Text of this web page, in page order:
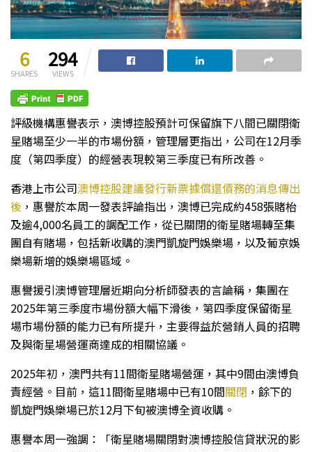
6
SHARES
294
VIEWS
評級機構惠譽表示，澳博控股預計可保留旗下八間已關閉衛
星賭場至少一半的市場份額，管理層更指出，公司在12月季
度（第四季度）的經營表現較第三季度已有所改善。
香港上市公司澳博控股建議發行新票據償還債務的消息傳出
後 ，惠譽於本周一發表評論指出，澳博已完成約458張賭枱
及逾4,000名員工的調配工作，從已關閉的衛星賭場轉至集
團自有賭場，包括新收購的澳門凱旋門娛樂場，以及葡京娛
樂場新增的娛樂場區域。
惠譽援引澳博管理層近期向分析師發表的言論稱，集團在
2025年第三季度市場份額大幅下滑後，第四季度保留衛星
場市場份額的能力已有所提升，主要得益於營銷人員的招聘
及與衛星場營運商達成的相關協議。
2025年初，澳門共有11間衛星賭場營運，其中9間由澳博負
責經營。目前，這11間衛星賭場中已有10間關閉 ，餘下的
凱旋門娛樂場已於12月下旬被澳博全資收購。
惠譽本周一強調：「衛星賭場關閉對澳博控股信貸狀況的影